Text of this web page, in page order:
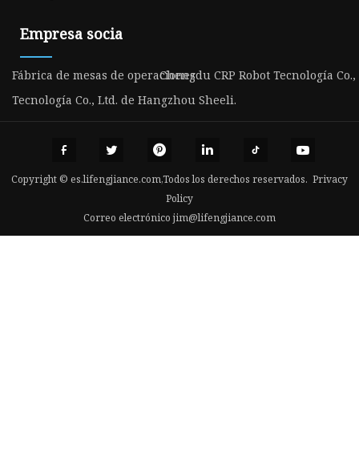
Empresa socia
Fábrica de mesas de operacionesChengdu CRP Robot Tecnología
Tecnología Co., Ltd. de Hangzhou Sheeli.
Copyright © es.lifengjiance.com,Todos los derechos reservados. Privacy
Policy
Correo electrónicojim@lifengjiance.com